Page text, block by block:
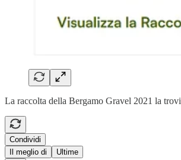
La raccolta della Bergamo Gravel 2021 la trovi
Condividi
Il meglio di
Ultime